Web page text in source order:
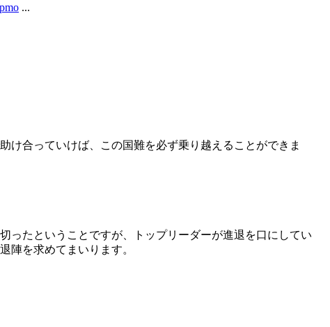
...
け合っていけば、この国難を必ず乗り越えることができま
ったということですが、トップリーダーが進退を口にしてい
陣を求めてまいります。